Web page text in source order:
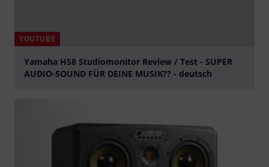
YOUTUBE
Yamaha HS8 Studiomonitor Review / Test - SUPER
AUDIO-SOUND FÜR DEINE MUSIK?? - deutsch